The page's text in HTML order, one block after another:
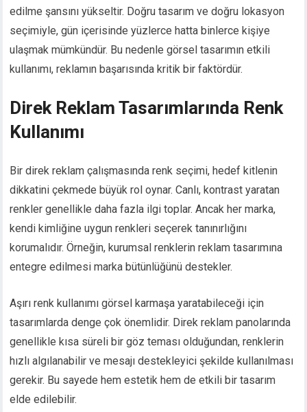
edilme şansını yükseltir. Doğru tasarım ve doğru lokasyon
seçimiyle, gün içerisinde yüzlerce hatta binlerce kişiye
ulaşmak mümkündür. Bu nedenle görsel tasarımın etkili
kullanımı, reklamın başarısında kritik bir faktördür.
Direk Reklam Tasarımlarında Renk
Kullanımı
Bir direk reklam çalışmasında renk seçimi, hedef kitlenin
dikkatini çekmede büyük rol oynar. Canlı, kontrast yaratan
renkler genellikle daha fazla ilgi toplar. Ancak her marka,
kendi kimliğine uygun renkleri seçerek tanınırlığını
korumalıdır. Örneğin, kurumsal renklerin reklam tasarımına
entegre edilmesi marka bütünlüğünü destekler.
Aşırı renk kullanımı görsel karmaşa yaratabileceği için
tasarımlarda denge çok önemlidir. Direk reklam panolarında
genellikle kısa süreli bir göz teması olduğundan, renklerin
hızlı algılanabilir ve mesajı destekleyici şekilde kullanılması
gerekir. Bu sayede hem estetik hem de etkili bir tasarım
elde edilebilir.